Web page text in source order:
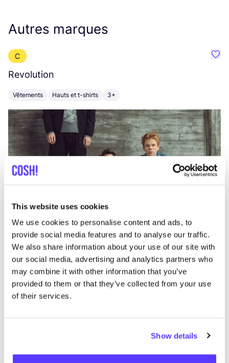
This website uses cookies
We use cookies to personalise content and ads, to
provide social media features and to analyse our traffic.
We also share information about your use of our site with
our social media, advertising and analytics partners who
may combine it with other information that you’ve
provided to them or that they’ve collected from your use
of their services.
Show details
Autres marques
C
Revolution
Vêtements Hauts et t-shirts 3+